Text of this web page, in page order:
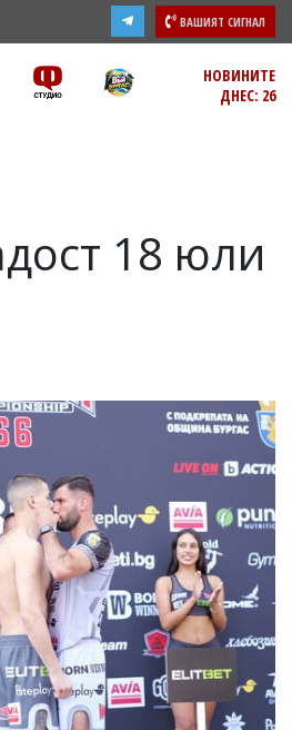
ВАШИЯТ СИГНАЛ
НОВИНИТЕ
ДНЕС: 26
18 юли